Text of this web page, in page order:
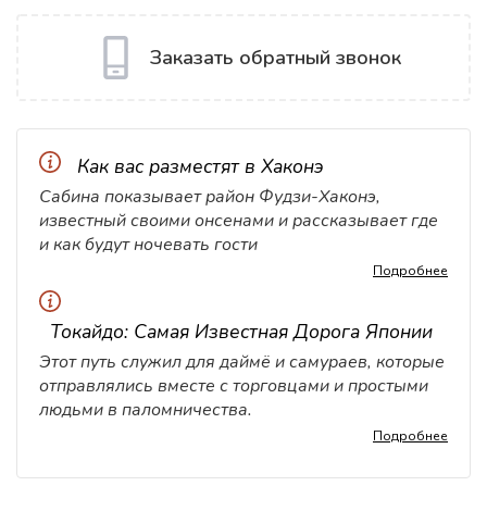
Заказать обратный звонок
Как вас разместят в Хаконэ
Сабина показывает район Фудзи-Хаконэ,
известный своими онсенами и рассказывает где
и как будут ночевать гости
Подробнее
Токайдо: Самая Известная Дорога Японии
Этот путь служил для даймё и самураев, которые
отправлялись вместе с торговцами и простыми
людьми в паломничества.
Подробнее